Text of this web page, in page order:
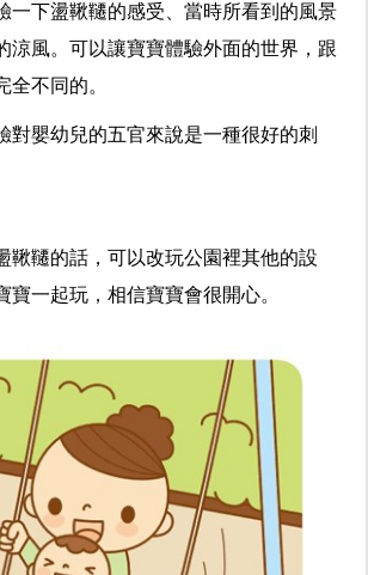
一下盪鞦韆的感受、當時所看到的風景
涼風。可以讓寶寶體驗外面的世界，跟
全不同的。
對嬰幼兒的五官來說是一種很好的刺
鞦韆的話，可以改玩公園裡其他的設
寶一起玩，相信寶寶會很開心。